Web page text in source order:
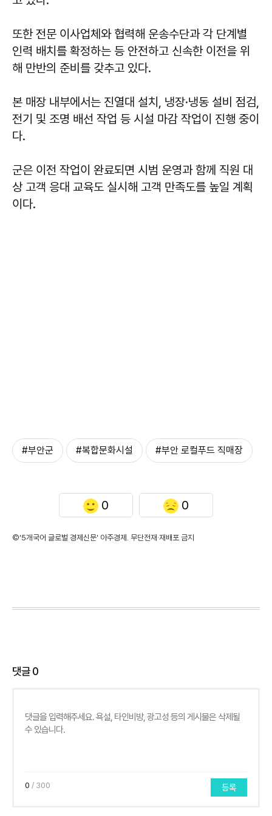
또한 전문 이사업체와 협력해 운송수단과 각 단계별
인력 배치를 확정하는 등 안전하고 신속한 이전을 위
해 만반의 준비를 갖추고 있다.
본 매장 내부에서는 진열대 설치, 냉장·냉동 설비 점검,
전기 및 조명 배선 작업 등 시설 마감 작업이 진행 중이
다.
군은 이전 작업이 완료되면 시범 운영과 함께 직원 대
상 고객 응대 교육도 실시해 고객 만족도를 높일 계획
이다.
#부안군 #복합문화시설 #부안 로컬푸드 직매장
0 0
©'5개국어 글로벌 경제신문' 아주경제. 무단전재·재배포 금지
댓글0
0 / 300 등록